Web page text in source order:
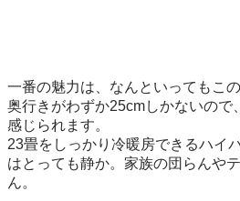
一番の魅力は、なんといってもこの
奥行きがわずか25cmしかないので
感じられます。
23畳をしっかり冷暖房できるハイ
はとっても静か。家族の団らんや
ん。